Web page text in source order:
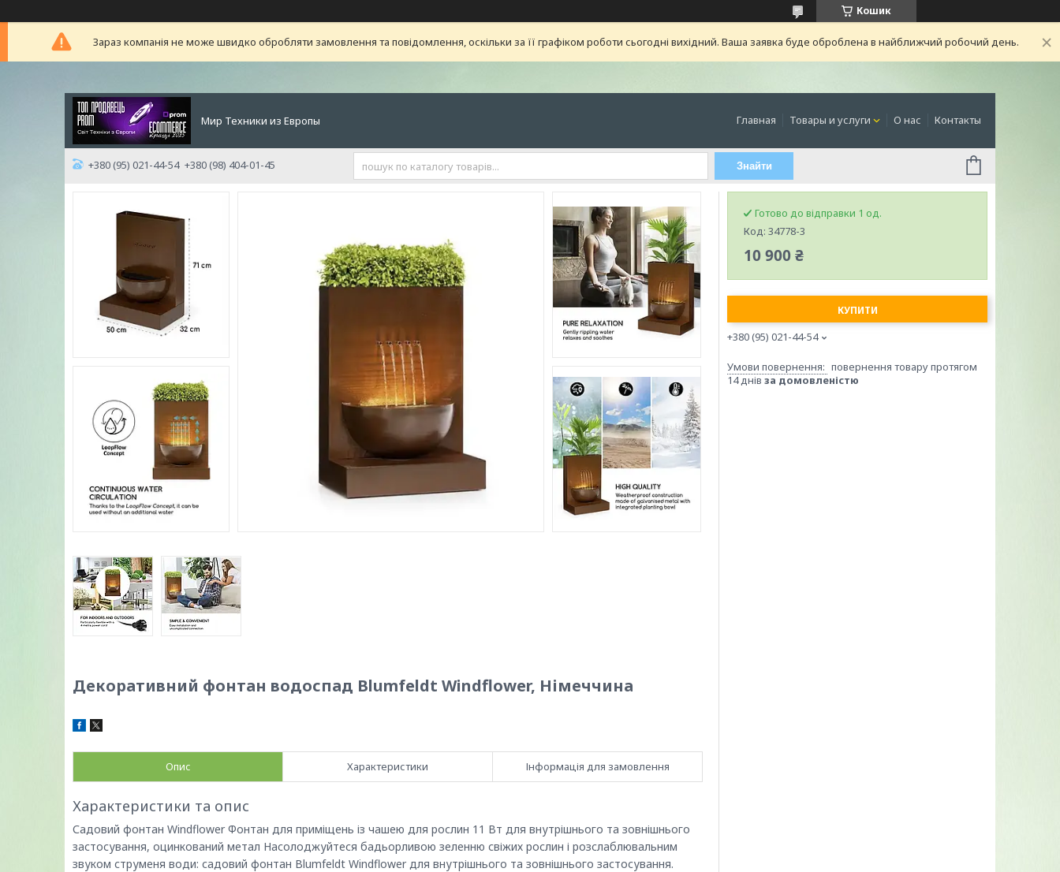
Кошик
Зараз компанія не може швидко обробляти замовлення та повідомлення, оскільки за її графіком роботи сьогодні вихідний. Ваша заявка буде оброблена в найближчий робочий день.
Мир Техники из Европы Главная Товары и услуги О нас Контакты
+380 (95) 021-44-54 +380 (98) 404-01-45 Знайти
Декоративний фонтан водоспад Blumfeldt Windflower, Німеччина
Опис Характеристики Інформація для замовлення
Характеристики та опис
Садовий фонтан Windflower Фонтан для приміщень із чашею для рослин 11 Вт для внутрішнього та зовнішнього
застосування, оцинкований метал Насолоджуйтеся бадьорливою зеленню свіжих рослин і розслаблювальним
звуком струменя води: садовий фонтан Blumfeldt Windflower для внутрішнього та зовнішнього застосування.
Готово до відправки 1 од.
Код: 34778-3
10 900 ₴
КУПИТИ
+380 (95) 021-44-54
повернення товару протягом
14 днів за домовленістю